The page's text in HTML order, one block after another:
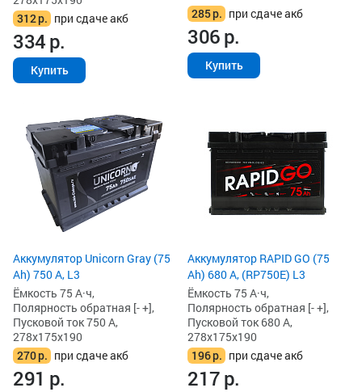
312р. при сдаче акб
334р.
Купить
285р. при сдаче акб
306р.
Купить
Аккумулятор Unicorn Gray (75
Ah) 750 А, L3
Ёмкость 75 А·ч,
Полярность обратная [- +],
Пусковой ток 750 А,
278x175x190
270р. при сдаче акб
291 р.
Аккумулятор RAPID GO (75
Ah) 680 А, (RP750E) L3
Ёмкость 75 А·ч,
Полярность обратная [- +],
Пусковой ток 680 А,
278x175x190
196р. при сдаче акб
217р.